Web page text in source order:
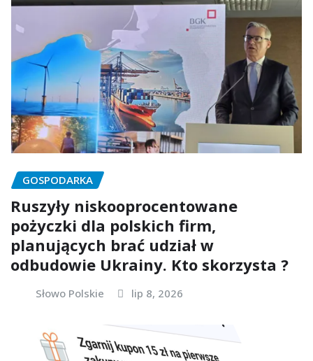
GOSPODARKA
Ruszyły niskooprocentowane
pożyczki dla polskich firm,
planujących brać udział w
odbudowie Ukrainy. Kto skorzysta ?
Słowo Polskie lip 8, 2026